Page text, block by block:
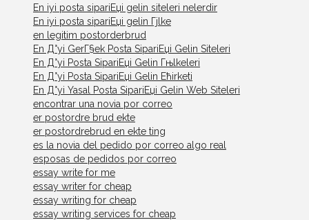
En iyi posta sipariЕџi gelin siteleri nelerdir
En iyi posta sipariЕџi gelin Гјlke
en legitim postorderbrud
En Д°yi GerГ§ek Posta SipariЕџi Gelin Siteleri
En Д°yi Posta SipariЕџi Gelin Гњlkeleri
En Д°yi Posta SipariЕџi Gelin Ећirketi
En Д°yi Yasal Posta SipariЕџi Gelin Web Siteleri
encontrar una novia por correo
er postordre brud ekte
er postordrebrud en ekte ting
es la novia del pedido por correo algo real
esposas de pedidos por correo
essay write for me
essay writer for cheap
essay writing for cheap
essay writing services for cheap